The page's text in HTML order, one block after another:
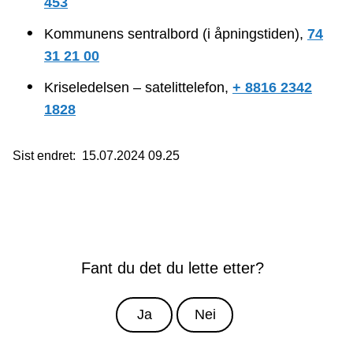
Kommunens sentralbord (i åpningstiden), 74
31 21 00
Kriseledelsen – satelittelefon, + 8816 2342
1828
Sist endret 15.07.2024 09.25
Fant du det du lette etter?
Ja Nei